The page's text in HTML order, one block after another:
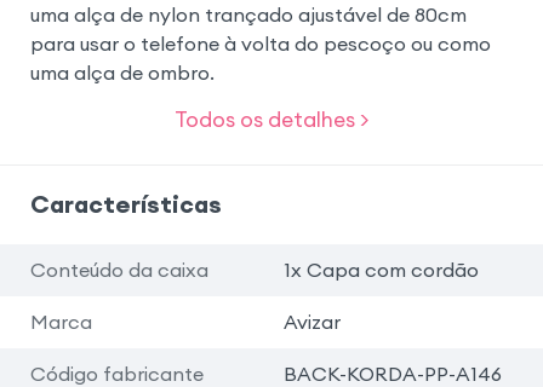
uma alça de nylon trançado ajustável de 80cm
para usar o telefone à volta do pescoço ou como
uma alça de ombro.
Todos os detalhes >
Características
Conteúdo da caixa 1x Capa com cordão
Marca Avizar
Código fabricante BACK-KORDA-PP-A146